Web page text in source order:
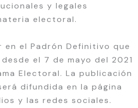
y legales
electoral.
en el Padrón Definitivo que
el 7 de mayo del 2021
Electoral. La publicación
difundida en la página
y las redes sociales.